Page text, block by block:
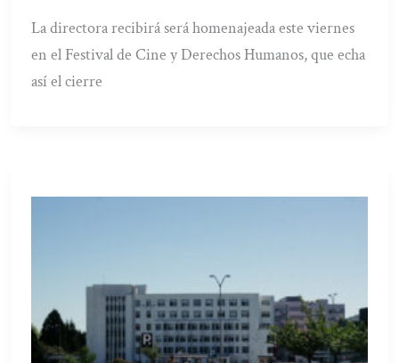
La directora recibirá será homenajeada este viernes
en el Festival de Cine y Derechos Humanos, que echa
así el cierre